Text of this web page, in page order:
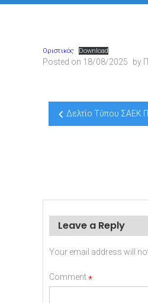
Οριστικός Download
Posted on 18/08/2025 by
Post
navigation
Δελτίο Τύπου ΣΑΕΚ
Leave a Reply
Your email address will
Comment*